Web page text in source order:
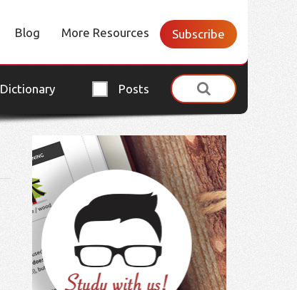
Blog More Resources Subscribe
Dictionary Posts